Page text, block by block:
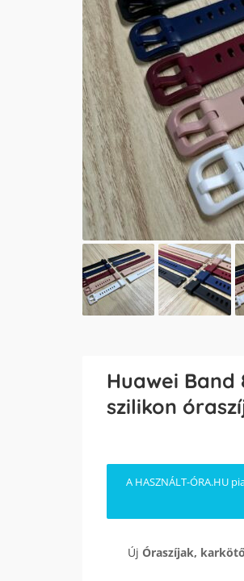
Huawei Band
szilikon
A HASZNÁLT-ÓRA.HU
Új Óraszíjak,